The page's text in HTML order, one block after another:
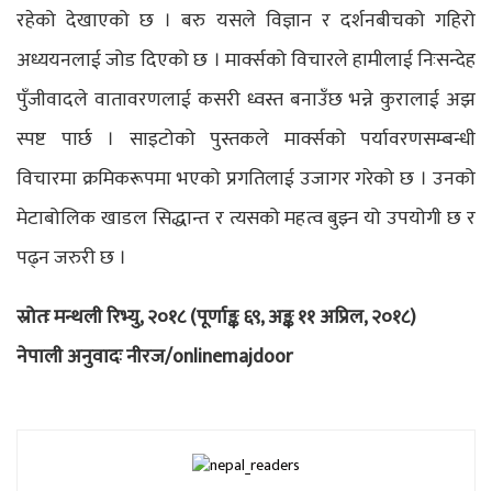
रहेको देखाएको छ । बरु यसले विज्ञान र दर्शनबीचको गहिरो
अध्ययनलाई जोड दिएको छ । मार्क्सको विचारले हामीलाई निःसन्देह
पुँजीवादले वातावरणलाई कसरी ध्वस्त बनाउँछ भन्ने कुरालाई अझ
स्पष्ट पार्छ । साइटोको पुस्तकले मार्क्सको पर्यावरणसम्बन्धी
विचारमा क्रमिकरूपमा भएको प्रगतिलाई उजागर गरेको छ । उनको
मेटाबोलिक खाडल सिद्धान्त र त्यसको महत्व बुझ्न यो उपयोगी छ र
पढ्न जरुरी छ ।
स्रोतः मन्थली रिभ्यु, २०१८ (पूर्णाङ्क ६९, अङ्क ११ अप्रिल, २०१८)
नेपाली अनुवादः नीरज/onlinemajdoor